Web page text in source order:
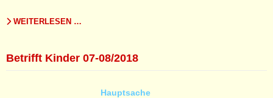
WEITERLESEN …
Betrifft Kinder 07-08/2018
Hauptsache